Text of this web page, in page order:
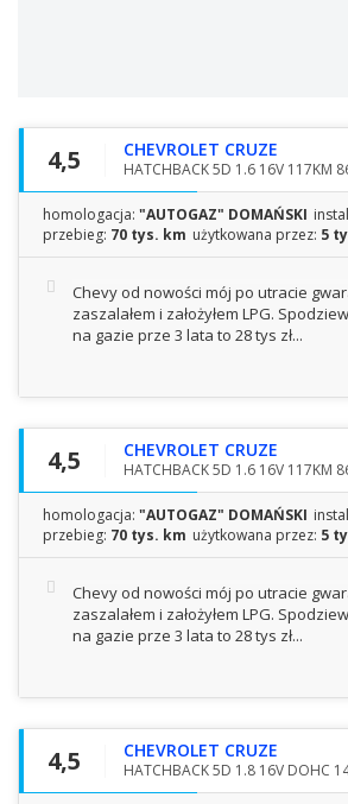
4,5 CHEVROLET CRUZE
HATCHBACK 5D 1.6 16V 117KM
homologacja: "AUTOGAZ" DOMAŃSKI
przebieg: 70 tys. km użytkowana przez: 5
Chevy od nowości mój po utracie
zaszalałem i założyłem LPG.
na gazie prze 3 lata to 28 tys zł...
4,5 CHEVROLET CRUZE
HATCHBACK 5D 1.6 16V 117KM
homologacja: "AUTOGAZ" DOMAŃSKI
przebieg: 70 tys. km użytkowana przez: 5
Chevy od nowości mój po utracie
zaszalałem i założyłem LPG.
na gazie prze 3 lata to 28 tys zł...
4,5 CHEVROLET CRUZE
HATCHBACK 5D 1.8 16V DOHC